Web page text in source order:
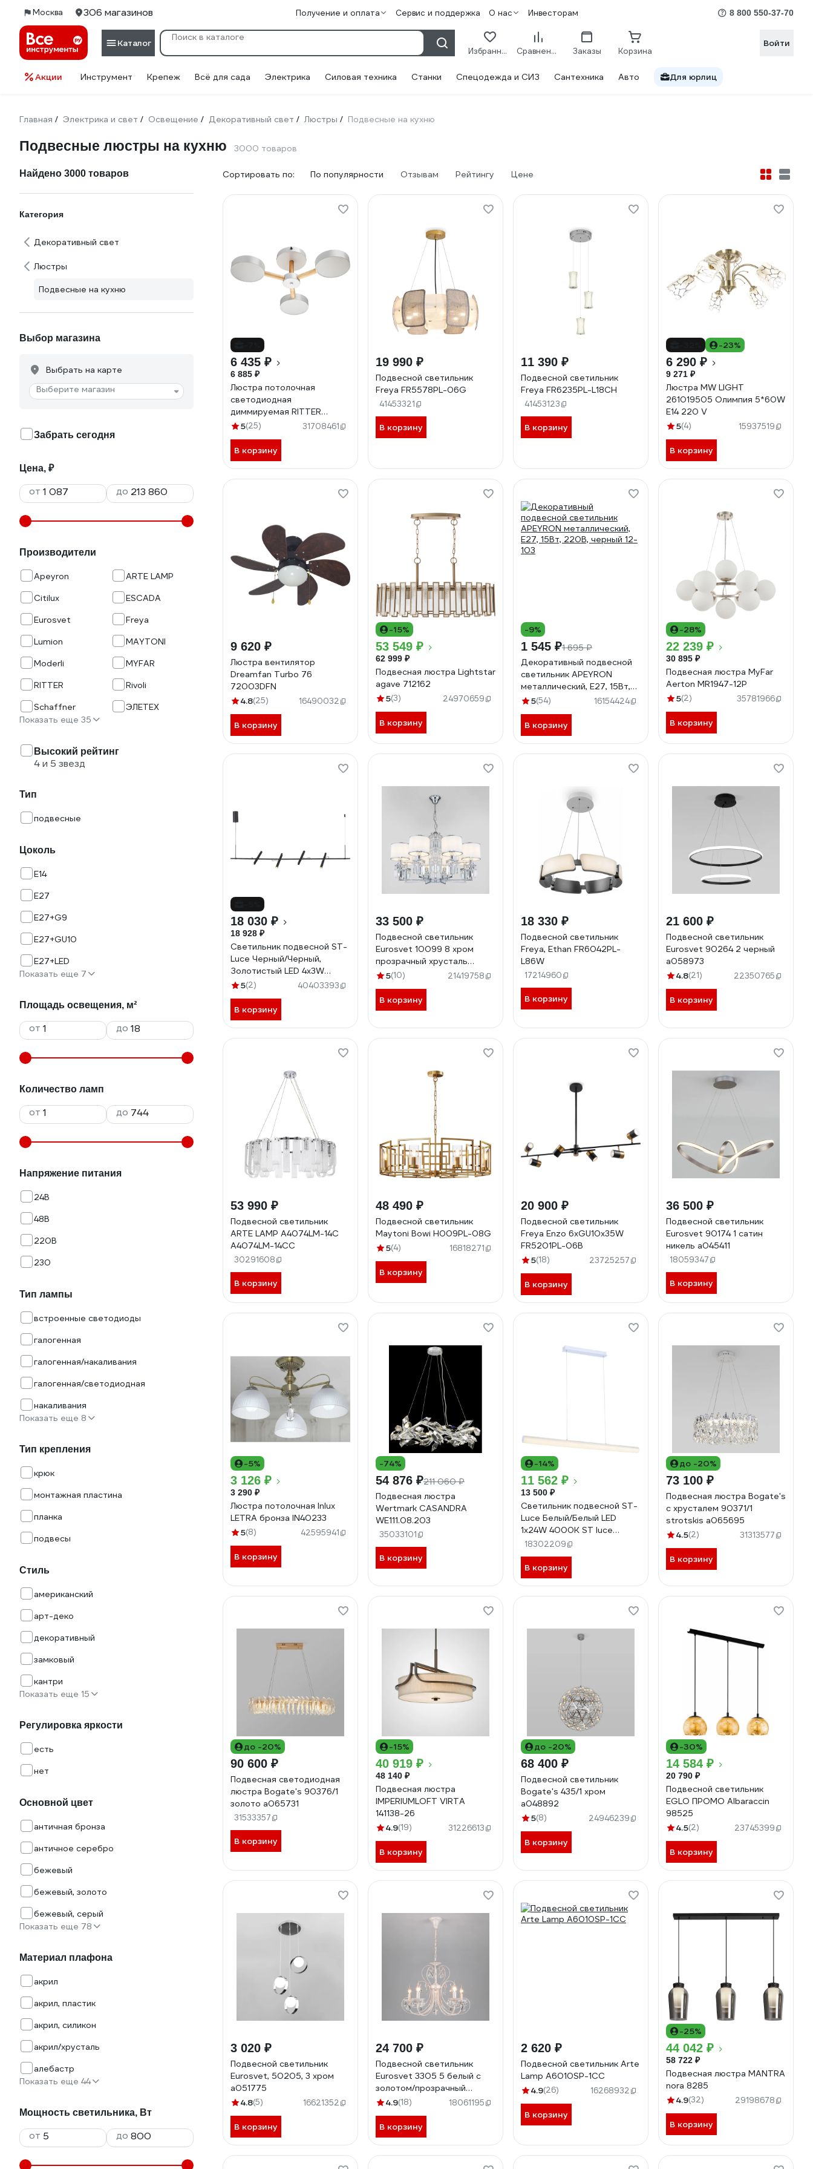
Москва 306 магазинов Получение и оплата Сервис и поддержка О нас Инвесторам 8 800 550-37-70
Каталог
Избранное Сравнение Заказы Корзина
Войти
Акции Инструмент Крепеж Всё для сада Электрика Силовая техника Станки Спецодежда и СИЗ Сантехника Авто Для юрлиц
Главная / Электрика и свет / Освещение / Декоративный свет / Люстры / Подвесные на кухню
Подвесные люстры на кухню 3000 товаров
Найдено 3000 товаров
Категория
Декоративный свет
Люстры
Подвесные на кухню
Выбор магазина
Выбрать на карте
Выберите магазин
Забрать сегодня
Цена, ₽
от до
Производители
Apeyron
ARTE LAMP
Citilux
ESCADA
Eurosvet
Freya
Lumion
MAYTONI
Moderli
MYFAR
RITTER
Rivoli
Schaffner
ЭЛЕТЕХ
Показать еще 35
Высокий рейтинг
4 и 5 звезд
Тип
подвесные
Цоколь
E14
E27
E27+G9
E27+GU10
E27+LED
Показать еще 7
Площадь освещения, м²
от до
Количество ламп
от до
Напряжение питания
24В
48В
220В
230
Тип лампы
встроенные светодиоды
галогенная
галогенная/накаливания
галогенная/светодиодная
накаливания
Показать еще 8
Тип крепления
крюк
монтажная пластина
планка
подвесы
Стиль
американский
арт-деко
декоративный
замковый
кантри
Показать еще 15
Регулировка яркости
есть
нет
Основной цвет
античная бронза
античное серебро
бежевый
бежевый, золото
бежевый, серый
Показать еще 78
Материал плафона
акрил
акрил, пластик
акрил, силикон
акрил/хрусталь
алебастр
Показать еще 44
Мощность светильника, Вт
от до
Сортировать по: По популярности Отзывам Рейтингу Цене
6 435 ₽
6 885 ₽
Люстра потолочная
светодиодная
диммируемая RITTER
SCANDIA с ДУ 3 режима
2700К/4200К/6400К 17м
белый/дерево 51589 4
5(25) 31708461
В корзину
19 990 ₽
Подвесной светильник
Freya FR5578PL-06G
41453321
В корзину
11 390 ₽
Подвесной светильник
Freya FR6235PL-L18CH
41453123
В корзину
-23%
6 290 ₽
9 271 ₽
Люстра MW LIGHT
261019505 Олимпия 5*60W
E14 220 V
5(4) 15937519
В корзину
9 620 ₽
Люстра вентилятор
Dreamfan Turbo 76
72003DFN
4.8(25) 16490032
В корзину
-15%
53 549 ₽
62 999 ₽
Подвесная люстра Lightstar
agave 712162
5(3) 24970659
В корзину
-9%
1 545 ₽1 695 ₽
Декоративный подвесной
светильник APEYRON
металлический, Е27, 15Вт,
220В, черный 12-103
5(54) 16154424
В корзину
-28%
22 239 ₽
30 895 ₽
Подвесная люстра MyFar
Aerton MR1947-12P
5(2) 35781966
В корзину
18 030 ₽
18 928 ₽
Светильник подвесной ST-
Luce Черный/Черный,
Золотистый LED 4х3W
3000K ST luce
5(2) 40403393
В корзину
33 500 ₽
Подвесной светильник
Eurosvet 10099 8 хром
прозрачный хрусталь
Strotskis (новый абажур)
5(10) 21419758
В корзину
18 330 ₽
Подвесной светильник
Freya, Ethan FR6042PL-
L86W
17214960
В корзину
21 600 ₽
Подвесной светильник
Eurosvet 90264 2 черный
a058973
4.8(21) 22350765
В корзину
53 990 ₽
Подвесной светильник
ARTE LAMP A4074LM-14C
A4074LM-14CC
30291608
В корзину
48 490 ₽
Подвесной светильник
Maytoni Bowi H009PL-08G
5(4) 16818271
В корзину
20 900 ₽
Подвесной светильник
Freya Enzo 6хGU10x35W
FR5201PL-06B
5(18) 23725257
В корзину
36 500 ₽
Подвесной светильник
Eurosvet 90174 1 сатин
никель a045411
18059347
В корзину
-5%
3 126 ₽
3 290 ₽
Люстра потолочная Inlux
LETRA бронза IN40233
5(8) 42595941
В корзину
-74%
54 876 ₽211 060 ₽
Подвесная люстра
Wertmark CASANDRA
WE111.08.203
35033101
В корзину
-14%
11 562 ₽
13 500 ₽
Светильник подвесной ST-
Luce Белый/Белый LED
1х24W 4000K ST luce
SL439.503.01
18302209
В корзину
до -20%
73 100 ₽
Подвесная люстра Bogate's
с хрусталем 90371/1
strotskis a065695
4.5(2) 31313577
В корзину
до -20%
90 600 ₽
Подвесная светодиодная
люстра Bogate's 90376/1
золото a065731
31533357
В корзину
-15%
40 919 ₽
48 140 ₽
Подвесная люстра
IMPERIUMLOFT VIRTA
141138-26
4.9(19) 31226613
В корзину
до -20%
68 400 ₽
Подвесной светильник
Bogate's 435/1 хром
a048892
5(8) 24946239
В корзину
-30%
14 584 ₽
20 790 ₽
Подвесной светильник
EGLO ПРОМО Albaraccin
98525
4.5(2) 23745399
В корзину
3 020 ₽
Подвесной светильник
Eurosvet, 50205, 3 хром
a051775
4.8(5) 16621352
В корзину
24 700 ₽
Подвесной светильник
Eurosvet 3305 5 белый с
золотом/прозрачный
хрусталь Strotskis
4.9(18) 18061195
В корзину
2 620 ₽
Подвесной светильник Arte
Lamp A6010SP-1CC
4.9(26) 16268932
В корзину
-25%
44 042 ₽
58 722 ₽
Подвесная люстра MANTRA
nora 8285
4.9(32) 29198678
В корзину